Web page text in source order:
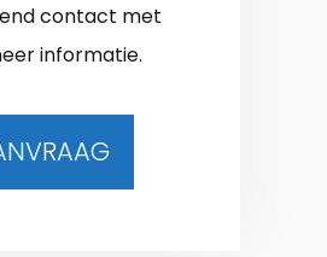
contact met
informatie.